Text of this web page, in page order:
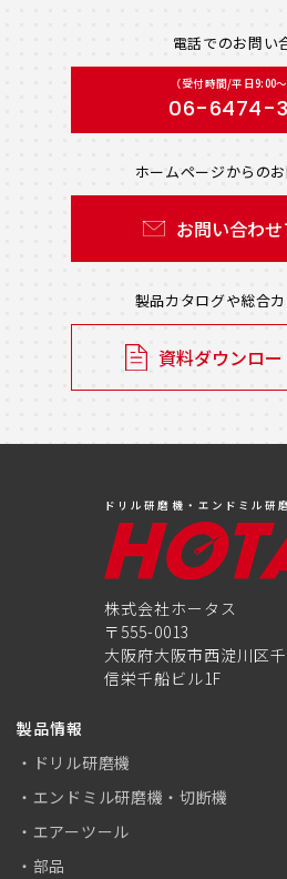
電話でのお問い
（受付時間/平日9:00〜
06-6474-
ホームページからの
お問い合わ
製品カタログや総合
資料ダウンロ
ドリル研磨機・エンドミル研
株式会社ホータス
〒555-0013
大阪府大阪市西淀川区
信栄千船ビル1F
製品情報
ドリル研磨機
エンドミル研磨機・切断機
エアーツール
部品